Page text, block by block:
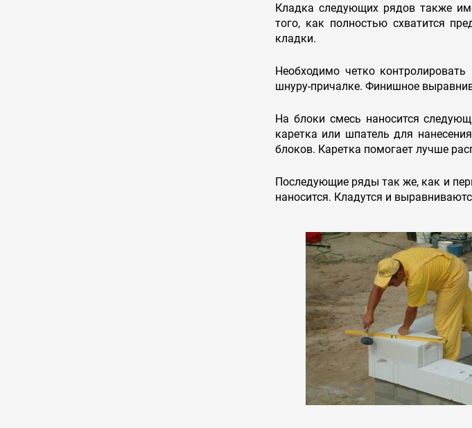
Кладка следующих рядов также
того, как полностью схватится
кладки.
Необходимо четко
шнуру-причалке. Финишное
На блоки смесь наносится
каретка или шпатель для
блоков. Каретка помогает лучше
Последующие ряды так же, как и
наносится. Кладутся и